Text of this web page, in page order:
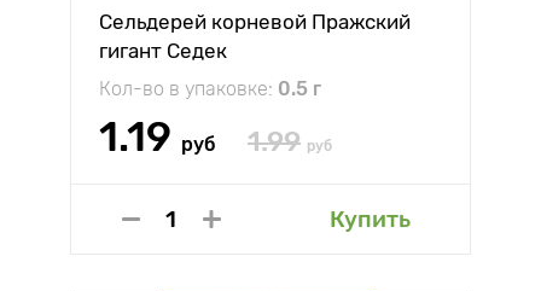
Сельдерей корневой Пражский
гигант Седек
Кол-во в упаковке: 0.5 г
1.19 руб 1.99 руб
Купить